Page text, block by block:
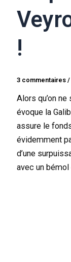
!
3 commentaires /
Alors qu’on
évoque la
assure le
évidemment
d’une
avec un